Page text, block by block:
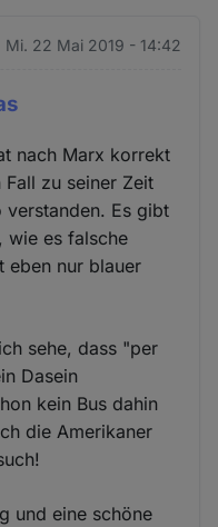
Mi. 22 Mai 2019 - 14:42
nach Marx korrekt
zu seiner Zeit
verstanden. Es gibt
wie es falsche
eben nur blauer
sehe, dass "per
Dasein
kein Bus dahin
die Amerikaner
und eine schöne